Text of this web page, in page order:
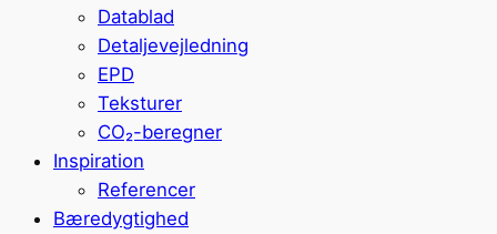
Datablad
Detaljevejledning
EPD
Teksturer
CO₂-beregner
Inspiration
Referencer
Bæredygtighed